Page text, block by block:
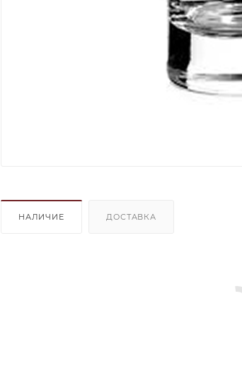
НАЛИЧИЕ ДОСТАВКА